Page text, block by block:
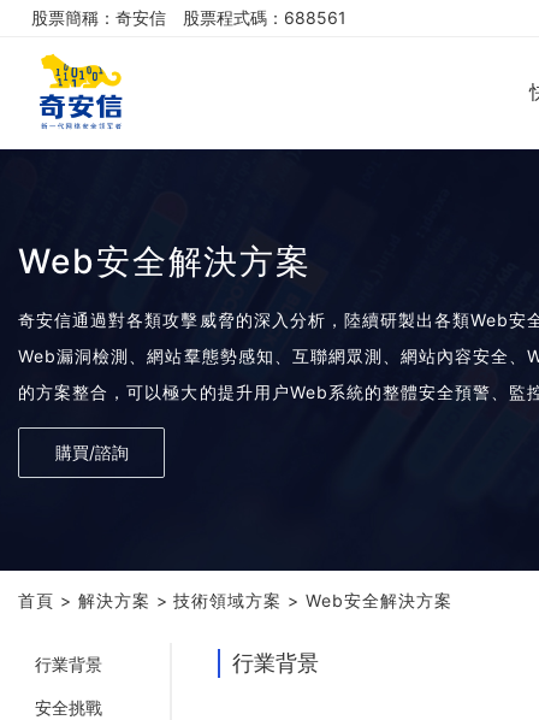
股票簡稱：奇安信 股票程式碼：688561
Web安全解決方案
奇安信通過對各類攻擊威脅的深入分析，陸續研製出各類Web安
Web漏洞檢測、網站羣態勢感知、互聯網眾測、網站內容安全
的方案整合，可以極大的提升用户Web系統的整體安全預警、監
購買/諮詢
首頁 > 解決方案 > 技術領域方案 > Web安全解決方案
行業背景
行業背景
安全挑戰